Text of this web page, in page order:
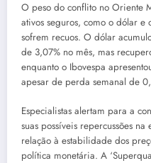
O peso do conflito no Oriente
ativos seguros, como o dólar e
sofrem recuos. O dólar
de 3,07% no mês, mas
enquanto o Ibovespa
apesar de perda semanal de
Especialistas alertam para a
suas possíveis repercussões
relação à estabilidade dos
política monetária. A